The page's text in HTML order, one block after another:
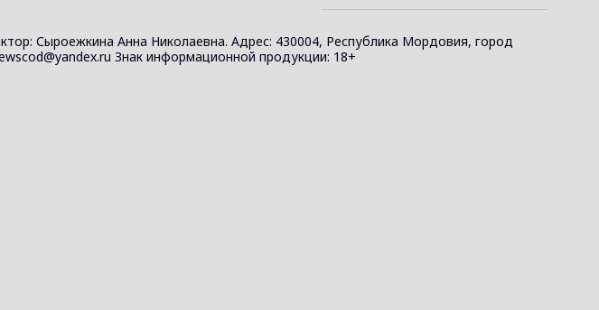
Сыроежкина Анна Николаевна. Адрес: 430004, Республика Мордовия, город
Знак информационной продукции: 18+